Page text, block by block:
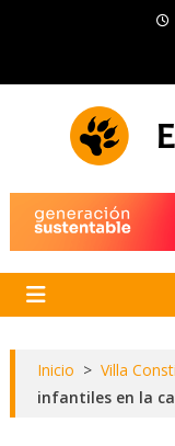
Inicio > Villa
infantiles en la